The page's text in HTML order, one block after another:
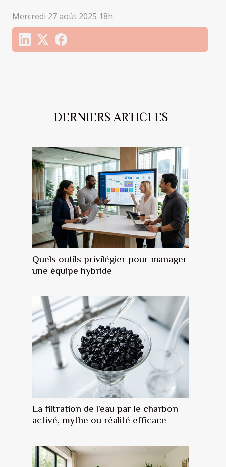
Mercredi 27 août 2025 18h
DERNIERS ARTICLES
Quels outils privilégier pour manager
une équipe hybride
La filtration de l’eau par le charbon
activé, mythe ou réalité efficace